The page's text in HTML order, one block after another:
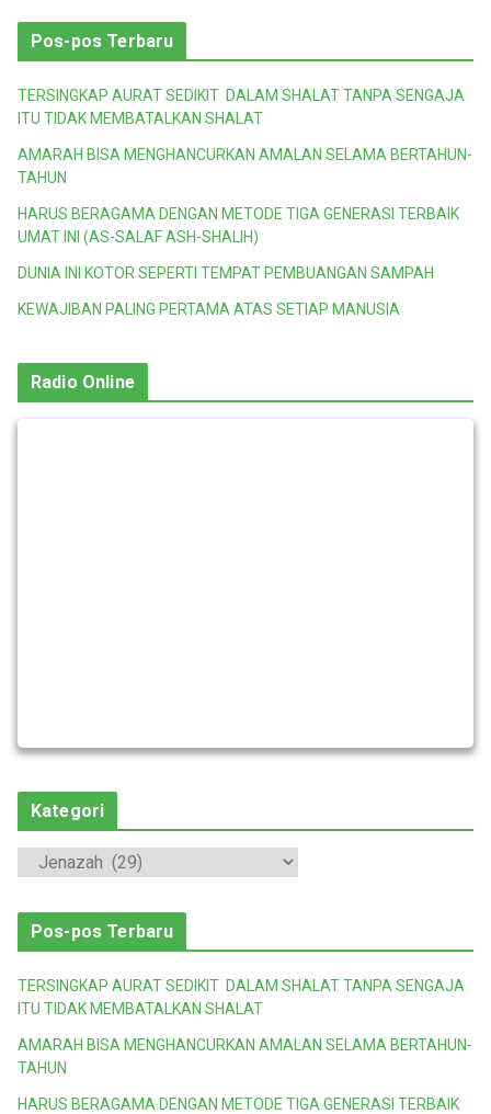
Pos-pos Terbaru
TERSINGKAP AURAT SEDIKIT DALAM SHALAT TANPA SENGAJA
ITU TIDAK MEMBATALKAN SHALAT
AMARAH BISA MENGHANCURKAN AMALAN SELAMA BERTAHUN-
TAHUN
HARUS BERAGAMA DENGAN METODE TIGA GENERASI TERBAIK
UMAT INI (AS-SALAF ASH-SHALIH)
DUNIA INI KOTOR SEPERTI TEMPAT PEMBUANGAN SAMPAH
KEWAJIBAN PALING PERTAMA ATAS SETIAP MANUSIA
Radio Online
Kategori
t
o
i
Pos-pos Terbaru
TERSINGKAP AURAT SEDIKIT DALAM SHALAT TANPA SENGAJA
ITU TIDAK MEMBATALKAN SHALAT
AMARAH BISA MENGHANCURKAN AMALAN SELAMA BERTAHUN-
TAHUN
HARUS BERAGAMA DENGAN METODE TIGA GENERASI TERBAIK